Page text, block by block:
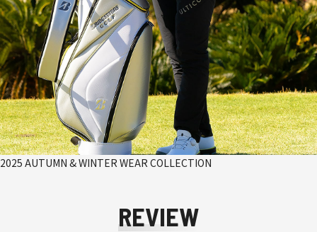
2025 AUTUMN & WINTER WEAR COLLECTION
REVIEW